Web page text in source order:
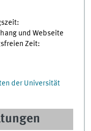
und Webseite
Zeit:
der Universität